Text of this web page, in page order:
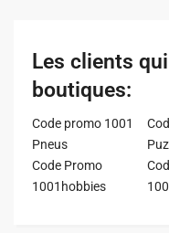
Les clients
boutiques:
Code promo 1001
Pneus
Code Promo
1001hobbies